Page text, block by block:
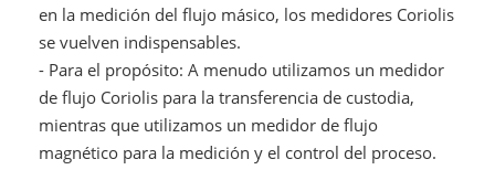
en la medición del flujo másico, los medidores Coriolis
se vuelven indispensables.
- Para el propósito: A menudo utilizamos un medidor
de flujo Coriolis para la transferencia de custodia,
mientras que utilizamos un medidor de flujo
magnético para la medición y el control del proceso.